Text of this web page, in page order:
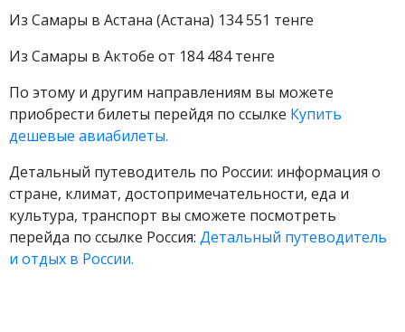
Из Самары в Астана (Астана) 134 551 тенге
Из Самары в Актобе от 184 484 тенге
По этому и другим направлениям вы можете
приобрести билеты перейдя по ссылке Купить
дешевые авиабилеты.
Детальный путеводитель по России: информация о
стране, климат, достопримечательности, еда и
культура, транспорт вы сможете посмотреть
перейда по ссылке Россия: Детальный путеводитель
и отдых в России.